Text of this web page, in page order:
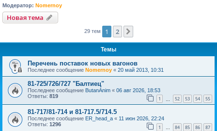
Модератор: Nomernoy
Новая тема
29 тем 1 2
Темы
Перечень поставок новых вагонов
Последнее сообщение Nomernoy « 20 май 2013, 10:31
81-725/726/727 "Балтиец"
Последнее сообщение ButanAnim « 06 авг 2026, 18:53
Ответы: 819 1 52 53 54 55
81-717/81-714 и 81-717.5/714.5
Последнее сообщение ER_head_a « 11 июн 2026, 22:24
Ответы: 1296 1 … 84 85 86 87